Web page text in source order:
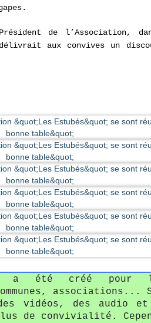
de l’Association,
aux convives un
a été créé pour
associations...
vidéos, des audio et
de convivialité.